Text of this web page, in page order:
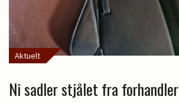
Aktuelt
Ni sadler stjålet fra forhandler